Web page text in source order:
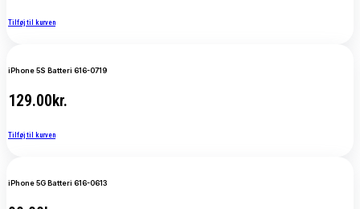
Tilføj til kurven
iPhone 5S Batteri 616-0719
129.00kr.
Tilføj til kurven
iPhone 5G Batteri 616-0613